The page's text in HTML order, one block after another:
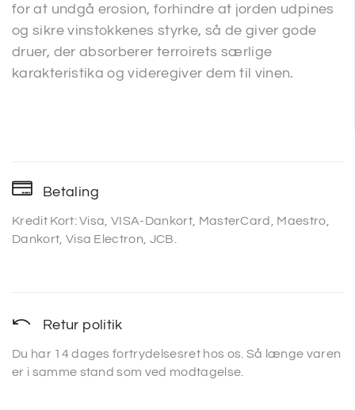
for at undgå erosion, forhindre at jorden udpines
og sikre vinstokkenes styrke, så de giver gode
druer, der absorberer terroirets særlige
karakteristika og videregiver dem til vinen.
Betaling
Kredit Kort: Visa, VISA-Dankort, MasterCard, Maestro,
Dankort, Visa Electron, JCB.
Retur politik
Du har 14 dages fortrydelsesret hos os. Så længe varen
er i samme stand som ved modtagelse.